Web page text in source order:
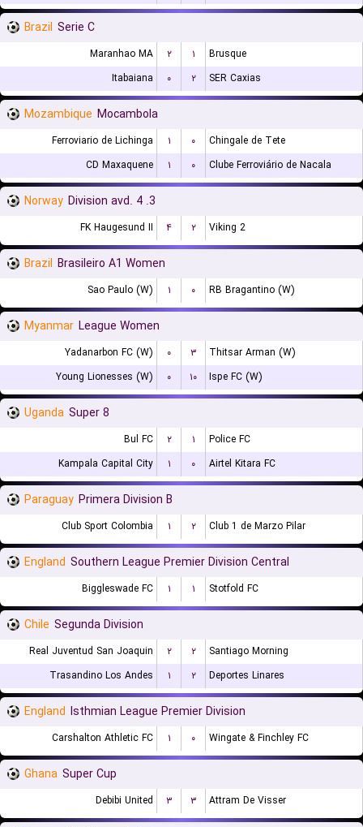
Brazil Serie C
Maranhao MA ۲ ۱
Brusque
Itabaiana
۰ ۲ SER Caxias
Mozambique Mocambola
Ferroviario de Lichinga ۱ ۰
Chingale de Tete
CD Maxaquene
۱ ۰ Clube Ferroviário de Nacala
Norway 3. Division avd. 4
FK Haugesund II ۴ ۲ Viking 2
Brazil Brasileiro A1 Women
Sao Paulo (W) ۱ ۰ RB Bragantino (W)
Myanmar League Women
Yadanarbon FC (W) ۰ ۳
Thitsar Arman (W)
Young Lionesses (W)
۰ ۱۰ Ispe FC (W)
Uganda Super 8
Bul FC ۲ ۱
Police FC
Kampala Capital City
۱ ۰ Airtel Kitara FC
Paraguay Primera Division B
Club Sport Colombia ۱ ۲ Club 1 de Marzo Pilar
England Southern League Premier Division Central
Biggleswade FC ۱ ۱ Stotfold FC
Chile Segunda Division
Real Juventud San Joaquin ۲ ۲
Santiago Morning
Trasandino Los Andes
۱ ۲ Deportes Linares
England Isthmian League Premier Division
Carshalton Athletic FC ۱ ۰ Wingate & Finchley FC
Ghana Super Cup
Debibi United ۳ ۳ Attram De Visser